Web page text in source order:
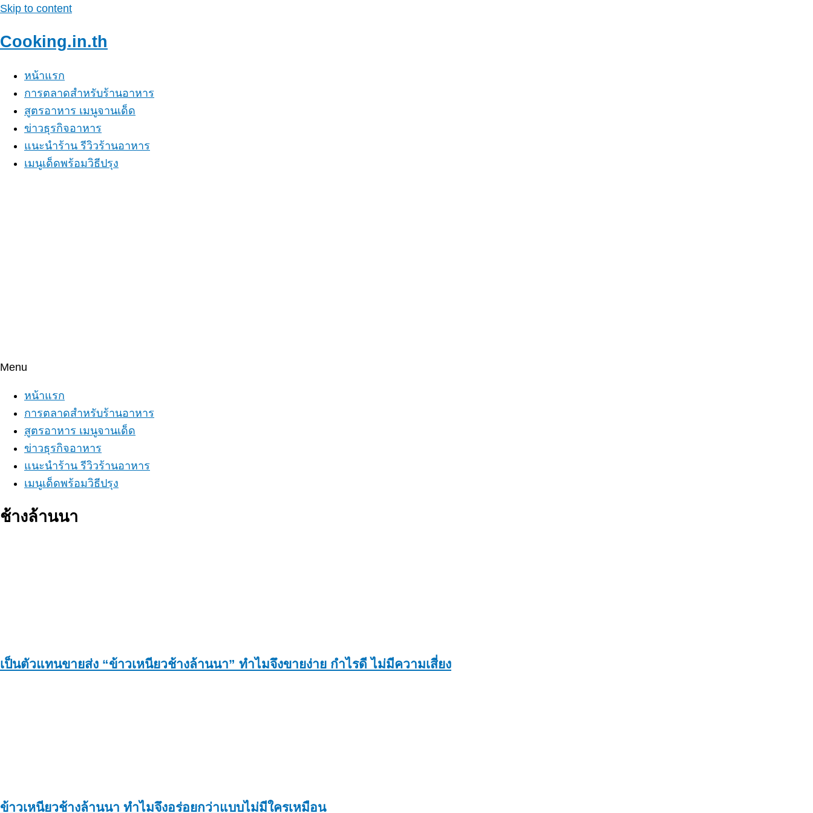
Skip to content
Cooking.in.th
หน้าแรก
การตลาดสำหรับร้านอาหาร
สูตรอาหาร เมนูจานเด็ด
ข่าวธุรกิจอาหาร
แนะนำร้าน รีวิวร้านอาหาร
เมนูเด็ดพร้อมวิธีปรุง
Menu
หน้าแรก
การตลาดสำหรับร้านอาหาร
สูตรอาหาร เมนูจานเด็ด
ข่าวธุรกิจอาหาร
แนะนำร้าน รีวิวร้านอาหาร
เมนูเด็ดพร้อมวิธีปรุง
ช้างล้านนา
เป็นตัวแทนขายส่ง “ข้าวเหนียวช้างล้านนา” ทำไมจึงขายง่าย กำไรดี ไม่มีความเสี่ยง
ข้าวเหนียวช้างล้านนา ทำไมจึงอร่อยกว่าแบบไม่มีใครเหมือน